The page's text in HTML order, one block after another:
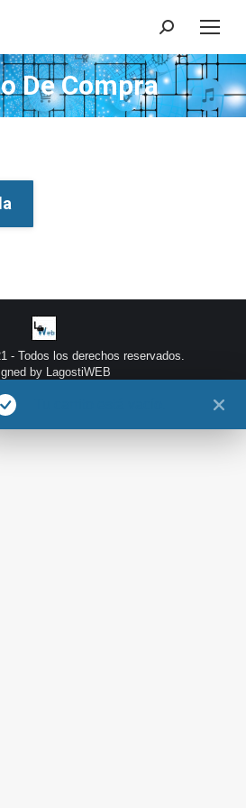
Buscar:
De Compra
- Todos los derechos reservados.
by LagostiWEB